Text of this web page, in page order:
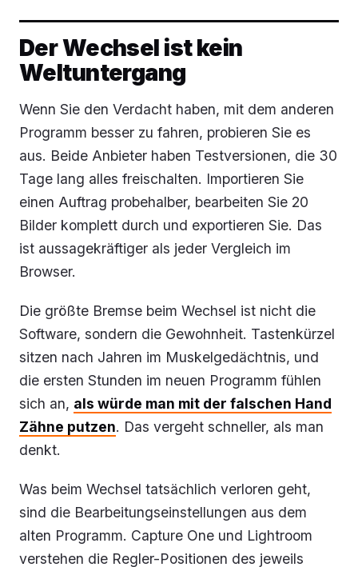
Der Wechsel ist kein
Weltuntergang
Wenn Sie den Verdacht haben, mit dem anderen
Programm besser zu fahren, probieren Sie es
aus. Beide Anbieter haben Testversionen, die 30
Tage lang alles freischalten. Importieren Sie
einen Auftrag probehalber, bearbeiten Sie 20
Bilder komplett durch und exportieren Sie. Das
ist aussagekräftiger als jeder Vergleich im
Browser.
Die größte Bremse beim Wechsel ist nicht die
Software, sondern die Gewohnheit. Tastenkürzel
sitzen nach Jahren im Muskelgedächtnis, und
die ersten Stunden im neuen Programm fühlen
sich an, als würde man mit der falschen Hand
Zähne putzen. Das vergeht schneller, als man
denkt.
Was beim Wechsel tatsächlich verloren geht,
sind die Bearbeitungseinstellungen aus dem
alten Programm. Capture One und Lightroom
verstehen die Regler-Positionen des jeweils